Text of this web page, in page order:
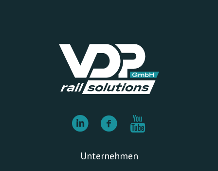
Unternehmen